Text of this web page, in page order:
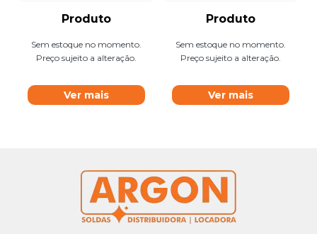
Produto
Sem estoque no momento.
Preço sujeito a alteração.
Ver mais
Produto
Sem estoque no momento.
Preço sujeito a alteração.
Ver mais